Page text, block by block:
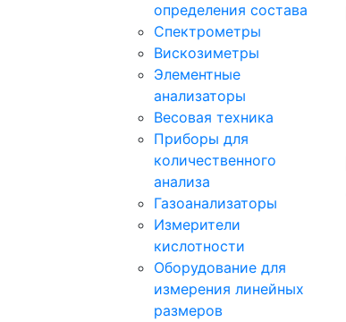
определения состава
Спектрометры
Вискозиметры
Элементные
анализаторы
Весовая техника
Приборы для
количественного
анализа
Газоанализаторы
Измерители
кислотности
Оборудование для
измерения линейных
размеров